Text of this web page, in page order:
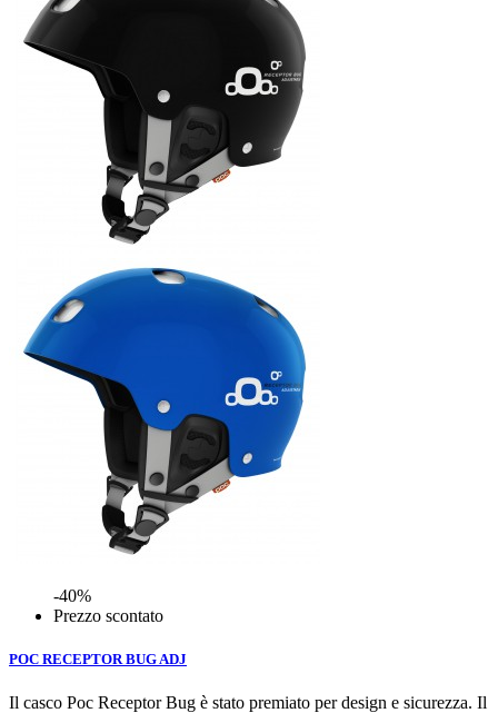
-40%
Prezzo scontato
POC RECEPTOR BUG ADJ
Il casco Poc Receptor Bug è stato premiato per design e sicurezza. Il